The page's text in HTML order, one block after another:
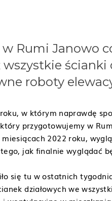
Rumi Janowo
ścianki
roboty
w którym naprawdę
przygotowujemy w
2022 roku,
jak finalnie wyglądać
się tu w ostatnich
działowych we